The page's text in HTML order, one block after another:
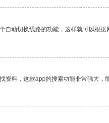
动切换线路的功能，这样就可以根据
料，这款app的搜索功能非常强大，